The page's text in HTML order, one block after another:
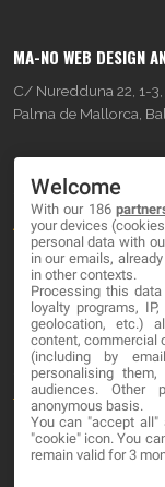
MA-NO WEB DESIGN
C/ Nuredduna 22, 1-
Palma de Mallorca,
About
Blog
Contact
LEGAL
Terminos y
Política de
Welcome
With our 186
your devices
personal data with
in our emails,
in other contexts.
Processing this
loyalty programs,
geolocation, etc.)
content, commercial
(including by
personalising
audiences. Other
anonymous basis.
You can "accept
"cookie" icon. You
remain valid for 3